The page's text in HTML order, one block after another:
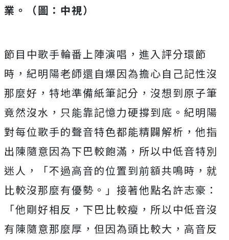
業。（圖：中視）
節目中歌手輪番上陣演唱，進入評分環節
時， 紀明陽老師還自爆因為擔心自己記性沒
那麼好，特地準備紙筆記分， 沒想到原子筆
竟然沒水，只能靠記憶力硬撐到底。 紀明陽
對每位歌手的聲音特色都能精闢解析， 他指
出陳隨意因為下巴較飽滿，所以中低音特別
迷人，「不過高音的位置到前額共鳴時，就
比較沒那麼有優勢。」 接著他點名許志豪：
「他剛好相反，下巴比較瘦， 所以中低音沒
有陳隨意那麼厚，但因為頭比較大，高音反